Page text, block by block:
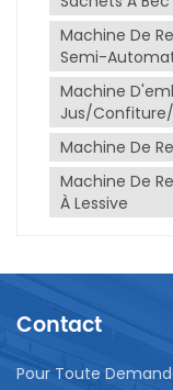
vitesse et la
temps de
réduit,
processus de
dosage plus
produit dans
précise afin
du
avancés pour
différentes
verseur pour
différents
Machine De
Semi-
Machine
Jus/
Machine De
Machine De
À Lessive
Contact
Pour Toute